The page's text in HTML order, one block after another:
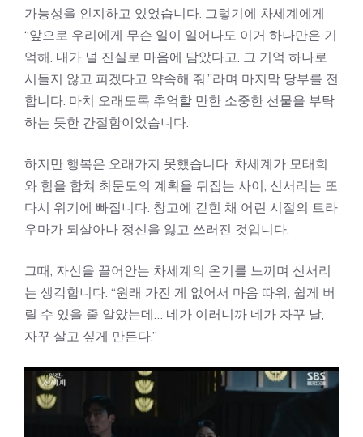
가능성을 인지하고 있었습니다. 그렇기에 차세계에게
“앞으로 우리에게 무슨 일이 일어나도 이거 하나만은 기
억해. 내가 널 진실로 마음에 담았다고. 그 기억 하나로
시들지 않고 피겠다고 약속해 줘.”라며 마지막 당부를 전
합니다. 마치 오래도록 추억할 만한 소중한 선물을 부탁
하는 듯한 간절함이었습니다.
하지만 행복은 오래가지 못했습니다. 차세계가 모태희
와 힘을 합쳐 최문도의 계획을 뒤집는 사이, 신서리는 또
다시 위기에 빠집니다. 창고에 갇힌 채 어린 시절의 트라
우마가 되살아나 정신을 잃고 쓰러진 것입니다.
그때, 자신을 끌어안는 차세계의 온기를 느끼며 신서리
는 생각합니다. “원래 가진 게 없어서 마음 따위, 쉽게 버
릴 수 있을 줄 알았는데… 네가 이러니까 네가 자꾸 날,
자꾸 살고 싶게 만든다.”